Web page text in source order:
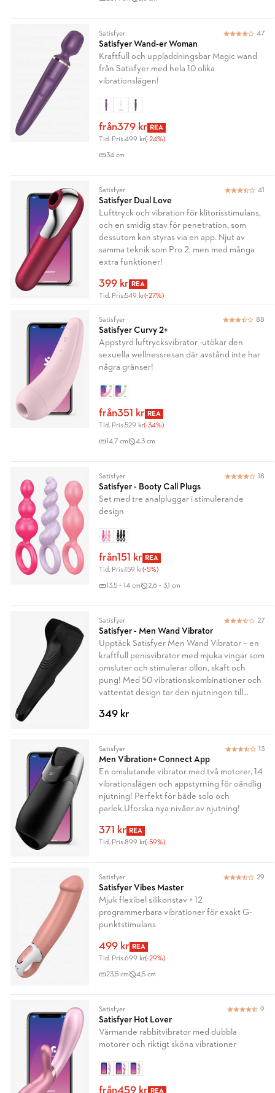
47
Satisfyer
Satisfyer Wand-er Woman
Kraftfull och uppladdningsbar Magic wand
från Satisfyer med hela 10 olika
vibrationslägen!
från379 kr REA
Tid. Pris:499 kr(-24%)
34 cm
41
Satisfyer
Satisfyer Dual Love
Lufttryck och vibration för klitorisstimulans,
och en smidig stav för penetration, som
dessutom kan styras via en app. Njut av
samma teknik som Pro 2, men med många
extra funktioner!
399 kr REA
Tid. Pris:549 kr(-27%)
88
Satisfyer
Satisfyer Curvy 2+
Appstyrd luftrycksvibrator -utökar den
sexuella wellnessresan där avstånd inte har
några gränser!
från351 kr REA
Tid. Pris:529 kr(-34%)
14,7 cm 4,3 cm
18
Satisfyer
Satisfyer - Booty Call Plugs
Set med tre analpluggar i stimulerande
design
från151 kr REA
Tid. Pris:159 kr(-5%)
13,5 - 14 cm 2,6 - 3,1 cm
27
Satisfyer
Satisfyer - Men Wand Vibrator
Upptäck Satisfyer Men Wand Vibrator – en
kraftfull penisvibrator med mjuka vingar som
omsluter och stimulerar ollon, skaft och
pung! Med 50 vibrationskombinationer och
vattentät design tar den njutningen till
349 kr
13
Satisfyer
Men Vibration+ Connect App
En omslutande vibrator med två motorer, 14
vibrationslägen och appstyrning för oändlig
njutning! Perfekt för både solo och
parlek.Uforska nya nivåer av njutning!
371 kr REA
Tid. Pris:899 kr(-59%)
29
Satisfyer
Satisfyer Vibes Master
Mjuk flexibel silikonstav + 12
programmerbara vibrationer för exakt G-
punktstimulans
499 kr REA
Tid. Pris:699 kr(-29%)
23,5 cm 4,5 cm
9
Satisfyer
Satisfyer Hot Lover
Värmande rabbitvibrator med dubbla
motorer och riktigt sköna vibrationer
från459 kr REA